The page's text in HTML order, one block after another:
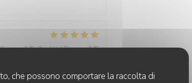
che possono comportare la raccolta di
Cucina:5/5 Qualità / Prezzo:5/5